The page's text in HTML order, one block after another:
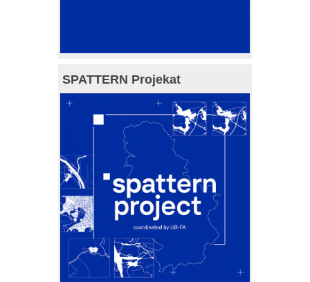
SPATTERN Projekat